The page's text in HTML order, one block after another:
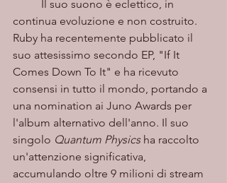
continua evoluzione e non costruito.
Ruby ha recentemente pubblicato il
suo attesissimo secondo EP, "If It
Comes Down To It" e ha ricevuto
consensi in tutto il mondo, portando a
una nomination ai Juno Awards per
l'album alternativo dell'anno. Il suo
singolo Quantum Physics ha raccolto
un'attenzione significativa,
accumulando oltre 9 milioni di stream